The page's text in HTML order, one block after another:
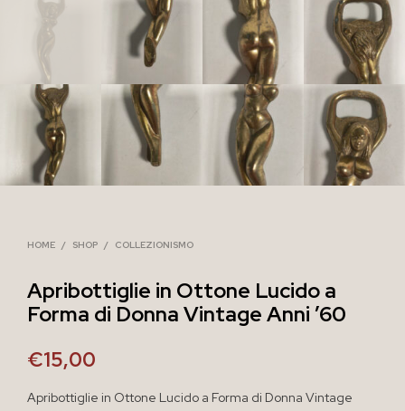
HOME / SHOP / COLLEZIONISMO
Apribottiglie in Ottone Lucido a
Forma di Donna Vintage Anni ’60
€15,00
Apribottiglie in Ottone Lucido a Forma di Donna Vintage